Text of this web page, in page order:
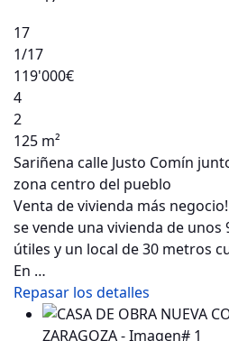
17
1/17
119'000€
4
2
125 m²
Sariñena calle Justo Comín
zona centro del pueblo
Venta de vivienda más negocio!
se vende una vivienda de
útiles y un local de 30 metros
En …
Repasar los detalles